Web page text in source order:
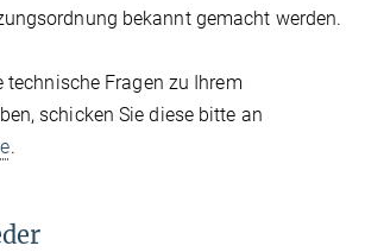
bekannt gemacht werden.
technische Fragen zu Ihrem
schicken Sie diese bitte an
.